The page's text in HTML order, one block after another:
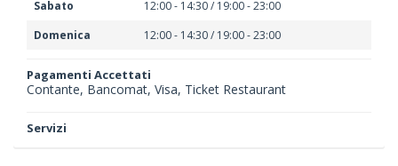
Sabato
12:00 - 14:30 / 19:00 - 23:00
Domenica
12:00 - 14:30 / 19:00 - 23:00
Pagamenti Accettati
Contante, Bancomat, Visa, Ticket Restaurant
Servizi